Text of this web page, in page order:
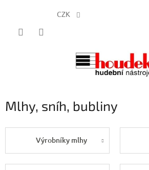
CZK
Mlhy, sníh, bubliny
Výrobníky mlhy